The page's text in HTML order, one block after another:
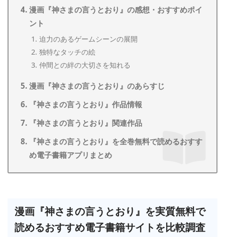
漫画『神さまの言うとおり』の感想・おすすめポイ
ント
迫力のあるゲームシーンの展開
独特なタッチの絵
仲間との絆の大切さを知れる
漫画『神さまの言うとおり』のあらすじ
『神さまの言うとおり』作品情報
『神さまの言うとおり』関連作品
『神さまの言うとおり』を全巻無料で読めるおすす
め電子書籍アプリまとめ
漫画『神さまの言うとおり』を実質無料で
読めるおすすめ電子書籍サイトを比較調査